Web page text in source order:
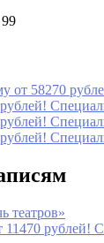
99
58270
театров»
рублей!